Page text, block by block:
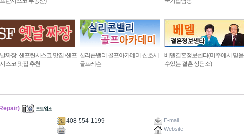
짜장 -샌프란시스코 맛집 /샌프
스코 맛집 추천
실리콘밸리 골프아카데미-산호세
골프레슨
베델결혼정보센타(미주에서 믿을
수있는 결혼 상담소)
408-554-1199
E-mail
Website